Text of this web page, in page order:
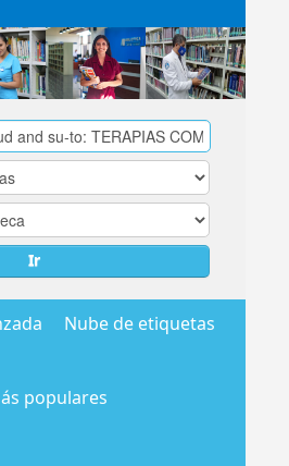
Ir
Nube de etiquetas
populares